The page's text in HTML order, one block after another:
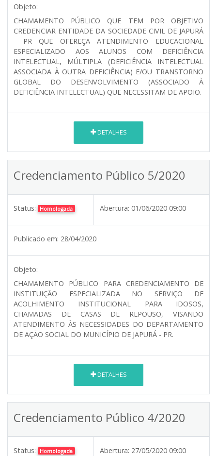
Objeto:
CHAMAMENTO PÚBLICO QUE TEM POR OBJETIVO
CREDENCIAR ENTIDADE DA SOCIEDADE CIVIL DE JAPURÁ
- PR QUE OFEREÇA ATENDIMENTO EDUCACIONAL
ESPECIALIZADO AOS ALUNOS COM DEFICIÊNCIA
INTELECTUAL, MÚLTIPLA (DEFICIÊNCIA INTELECTUAL
ASSOCIADA À OUTRA DEFICIÊNCIA) E/OU TRANSTORNO
GLOBAL DO DESENVOLVIMENTO (ASSOCIADO À
DEFICIÊNCIA INTELECTUAL) QUE NECESSITAM DE APOIO.
DETALHES
Credenciamento Público 5/2020
Status: Homologada Abertura: 01/06/2020 09:00
Publicado em: 28/04/2020
Objeto:
CHAMAMENTO PÚBLICO PARA CREDENCIAMENTO DE
INSTITUIÇÃO ESPECIALIZADA NO SERVIÇO DE
ACOLHIMENTO INSTITUCIONAL PARA IDOSOS,
CHAMADAS DE CASAS DE REPOUSO, VISANDO
ATENDIMENTO ÀS NECESSIDADES DO DEPARTAMENTO
DE AÇÃO SOCIAL DO MUNICÍPIO DE JAPURÁ - PR.
DETALHES
Credenciamento Público 4/2020
Status: Homologada Abertura: 27/05/2020 09:00